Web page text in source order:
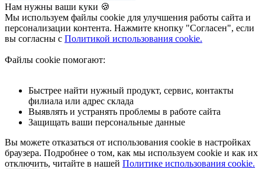
Нам нужны ваши куки 🍪
Мы используем файлы cookie для улучшения работы сайта и
персонализации контента. Нажмите кнопку "Согласен", если
вы согласны с Политикой использования cookie.
Файлы cookie помогают:
Быстрее найти нужный продукт, сервис, контакты
филиала или адрес склада
Выявлять и устранять проблемы в работе сайта
Защищать ваши персональные данные
Вы можете отказаться от использования cookie в настройках
браузера. Подробнее о том, как мы используем cookie и как их
отключить, читайте в нашей Политике использования cookie.